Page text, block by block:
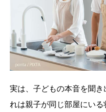
実は、子どもの本音を聞
れは親子が同じ部屋にい